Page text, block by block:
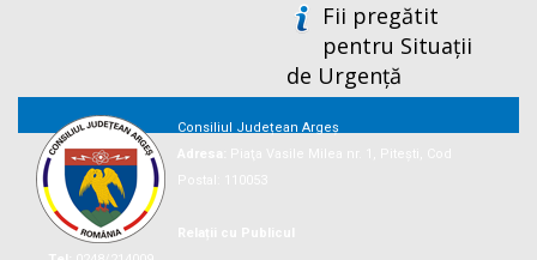
Fii pregătit
pentru Situații
de Urgență
Consiliul Județean Argeș